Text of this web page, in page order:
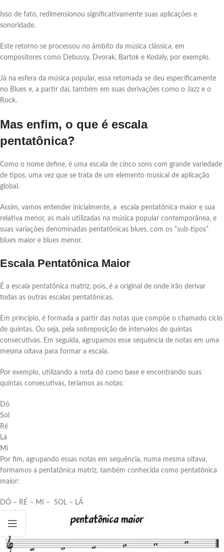
Isso de fato, redimensionou significativamente suas aplicações e
sonoridade.
Este retorno se processou no âmbito da música clássica, em
compositores como Debussy, Dvorak, Bartok e Kodaly, por exemplo.
Já na esfera da música popular, essa retomada se deu especificamente
no Blues e, a partir daí, também em suas derivações como o Jazz e o
Rock.
Mas enfim, o que é escala
pentatônica?
Como o nome define, é uma escala de cinco sons com grande variedade
de tipos, uma vez que se trata de um elemento musical de aplicação
global.
Assim, vamos entender inicialmente, a escala pentatônica maior e sua
relativa menor, as mais utilizadas na música popular contemporânea, e
suas variações denominadas pentatônicas blues, com os “sub-tipos”
blues maior e blues menor.
Escala Pentatônica Maior
É a escala pentatônica matriz, pois, é a original de onde irão derivar
todas as outras escalas pentatônicas.
Em princípio, é formada a partir das notas que compõe o chamado ciclo
de quintas. Ou seja, pela sobreposição de intervalos de quintas
consecutivas. Em seguida, agrupamos esse sequência de notas em uma
mesma oitava para formar a escala.
Por exemplo, utilizando a nota dó como base e encontrando suas
quintas consecutivas, teríamos as notas:
Dó
Sol
Ré
Lá
Mi
Por fim, agrupando essas notas em sequência, numa mesma oitava,
formamos a pentatônica matriz, também conhecida como pentatônica
maior:
DÓ – RÉ – MI – SOL – LÁ